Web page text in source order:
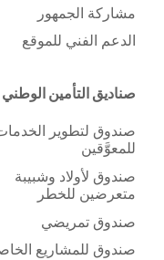
مشاركة الجمهور
الدعم الفني للموقع
صناديق التأمين الوطني
صندوق لتطوير الخدمات
للمعوَّقين
صندوق لأولاد وشبيبة
متعرضين للخطر
صندوق تمريضي
صندوق للمشاريع الخاصة